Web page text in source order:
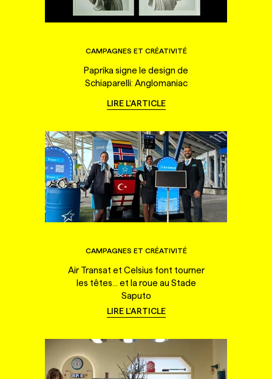
CAMPAGNES ET CRÉATIVITÉ
Paprika signe le design de
Schiaparelli: Anglomaniac
LIRE L'ARTICLE
CAMPAGNES ET CRÉATIVITÉ
Air Transat et Celsius font tourner
les têtes... et la roue au Stade
Saputo
LIRE L'ARTICLE